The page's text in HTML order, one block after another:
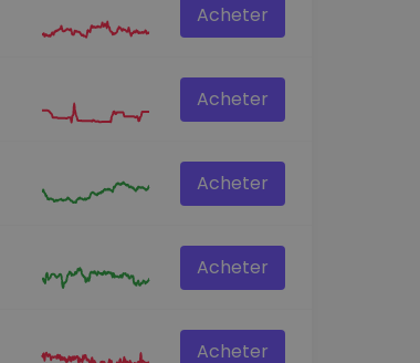
Acheter
Acheter
Acheter
Acheter
Acheter